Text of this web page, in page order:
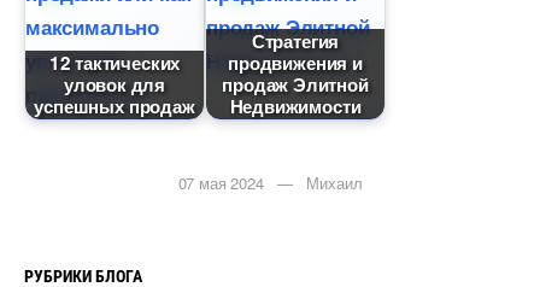
12 тактических
уловок для
успешных продаж
Стратегия
продвижения и
продаж Элитной
Недвижимости
07 мая 2024 — Михаил
РУБРИКИ БЛОГА